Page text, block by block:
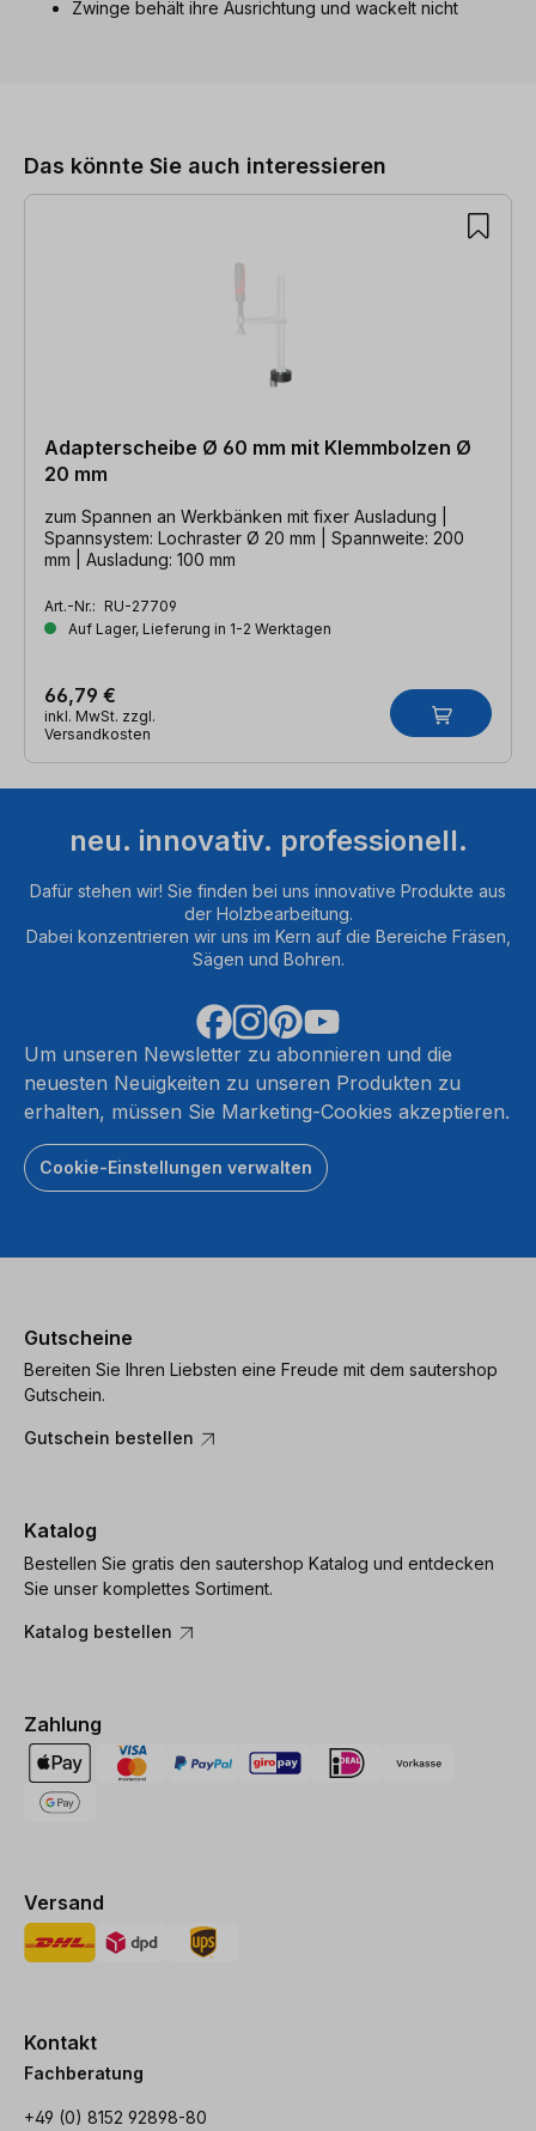
Zwinge behält ihre Ausrichtung und wackelt nicht
Das könnte Sie auch interessieren
Adapterscheibe Ø 60 mm mit Klemmbolzen Ø
20 mm
zum Spannen an Werkbänken mit fixer Ausladung |
Spannsystem: Lochraster Ø 20 mm | Spannweite: 200
mm | Ausladung: 100 mm
Art.-Nr.: RU-27709
Auf Lager, Lieferung in 1-2 Werktagen
66,79 €
inkl. MwSt. zzgl.
Versandkosten
neu. innovativ. professionell.
Dafür stehen wir! Sie finden bei uns innovative Produkte aus
der Holzbearbeitung.
Dabei konzentrieren wir uns im Kern auf die Bereiche Fräsen,
Sägen und Bohren.
Um unseren Newsletter zu abonnieren und die
neuesten Neuigkeiten zu unseren Produkten zu
erhalten, müssen Sie Marketing-Cookies akzeptieren.
Cookie-Einstellungen verwalten
Gutscheine
Bereiten Sie Ihren Liebsten eine Freude mit dem sautershop
Gutschein.
Gutschein bestellen
Katalog
Bestellen Sie gratis den sautershop Katalog und entdecken
Sie unser komplettes Sortiment.
Katalog bestellen
Zahlung
Versand
Kontakt
Fachberatung
+49 (0) 8152 92898-80